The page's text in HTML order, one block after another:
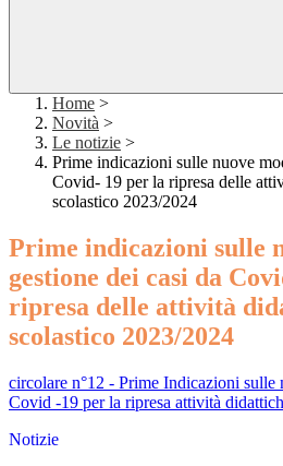
Home >
Novità >
Le notizie >
Prime indicazioni sulle nuove
Covid- 19 per la ripresa delle
scolastico 2023/2024
Prime indicazioni sulle
gestione dei casi da
ripresa delle attività
scolastico 2023/2024
circolare n°12 - Prime Indicazioni sulle
Covid -19 per la ripresa attività
Notizie